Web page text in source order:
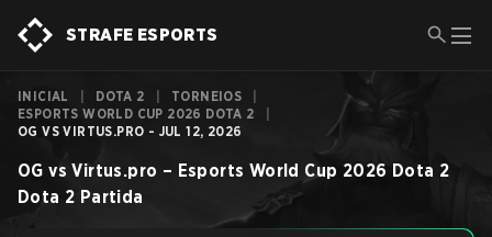
STRAFE ESPORTS
INICIAL DOTA 2 TORNEIOS
ESPORTS WORLD CUP 2026 DOTA 2
OG VS VIRTUS.PRO - JUL 12, 2026
OG vs Virtus.pro – Esports World Cup 2026 Dota 2
Dota 2 Partida